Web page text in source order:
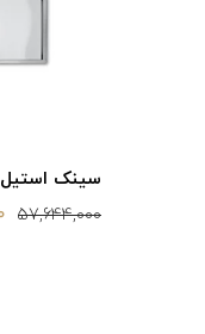
سینک استیل
57,644,000